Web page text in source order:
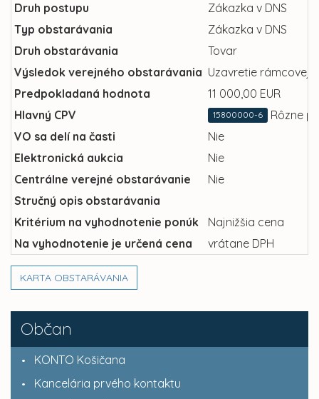
Občan
KONTO Košičana
Kancelária prvého kontaktu
Druh postupu
Zákazka v DNS
Typ obstarávania
Zákazka v DNS
Druh obstarávania
Tovar
Výsledok verejného obstarávania Uzavretie rámcovej
Predpokladaná hodnota
11 000,00 EUR
Hlavný CPV
15800000-6
Rôzne
VO sa delí na časti
Nie
Elektronická aukcia
Nie
Centrálne verejné obstarávanie
Nie
Stručný opis obstarávania
Kritérium na vyhodnotenie ponúk
Najnižšia cena
Na vyhodnotenie je určená cena
vrátane DPH
KARTA OBSTARÁVANIA